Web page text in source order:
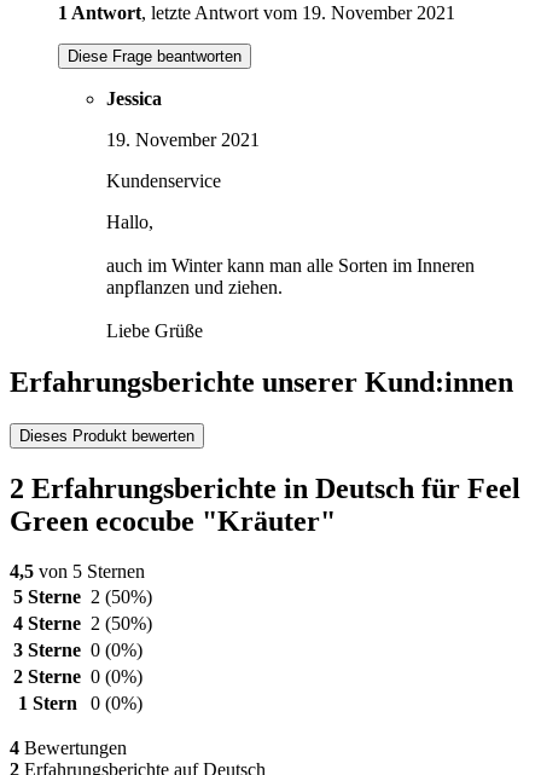
1 Antwort, letzte Antwort vom 19. November 2021
Diese Frage beantworten
Jessica
19. November 2021
Kundenservice
Hallo,
auch im Winter kann man alle Sorten im Inneren
anpflanzen und ziehen.
Liebe Grüße
Erfahrungsberichte unserer Kund:innen
Dieses Produkt bewerten
2 Erfahrungsberichte in Deutsch für Feel
Green ecocube "Kräuter"
4,5 von 5 Sternen
5 Sterne 2 (50%)
4 Sterne 2 (50%)
3 Sterne 0 (0%)
2 Sterne 0 (0%)
1 Stern
0 (0%)
4 Bewertungen
2 Erfahrungsberichte auf Deutsch